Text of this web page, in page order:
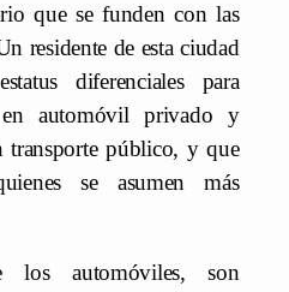
que se funden con las
residente de esta ciudad
diferenciales para
automóvil privado y
transporte público, y que
se asumen más
automóviles, son